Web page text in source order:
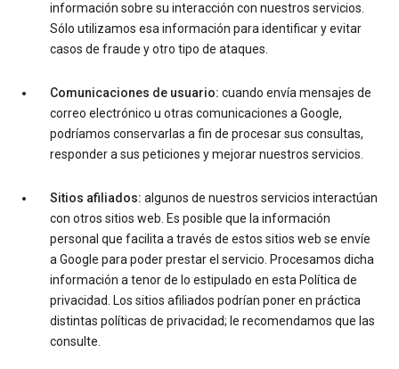
información sobre su interacción con nuestros servicios.
Sólo utilizamos esa información para identificar y evitar
casos de fraude y otro tipo de ataques.
Comunicaciones de usuario: cuando envía mensajes de
correo electrónico u otras comunicaciones a Google,
podríamos conservarlas a fin de procesar sus consultas,
responder a sus peticiones y mejorar nuestros servicios.
Sitios afiliados: algunos de nuestros servicios interactúan
con otros sitios web. Es posible que la información
personal que facilita a través de estos sitios web se envíe
a Google para poder prestar el servicio. Procesamos dicha
información a tenor de lo estipulado en esta Política de
privacidad. Los sitios afiliados podrían poner en práctica
distintas políticas de privacidad; le recomendamos que las
consulte.